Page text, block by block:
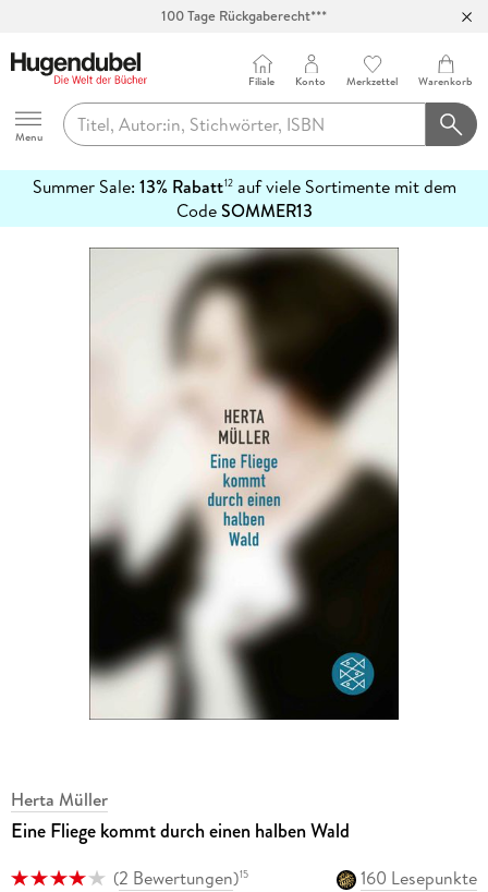
100 Tage Rückgaberecht***
Hugendubel
Menu
Filiale Konto Merkzettel Warenkorb
Summer Sale: 13% Rabatt12auf viele Sortimente mit dem
CodeSOMMER13
erfahren
Herta Müller
Eine Fliege kommt durch einen halben Wald
(2 Bewertungen)15
160 Lesepunkte